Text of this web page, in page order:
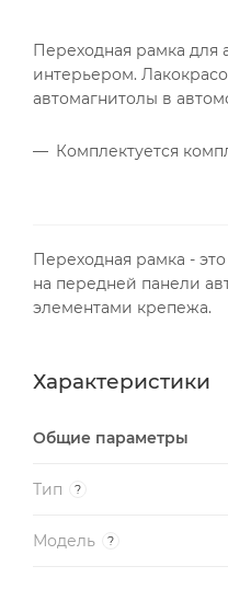
Переходная рамка для
интерьером.
автомагнитолы в
Комплектуется
Переходная рамка -
на передней панели
элементами крепежа.
Характеристики
Общие параметры
Тип ?
Модель ?